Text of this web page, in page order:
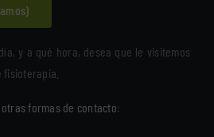
y a qué hora, desea que le visitemos
otras formas de contacto: